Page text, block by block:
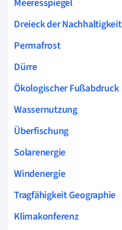
Dreieck der Nachhaltigkeit
Permafrost
Dürre
Ökologischer Fußabdruck
Wassernutzung
Überfischung
Solarenergie
Windenergie
Tragfähigkeit Geographie
Klimakonferenz